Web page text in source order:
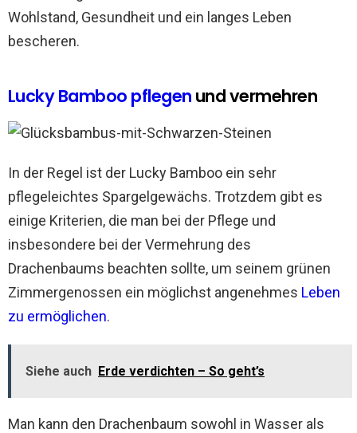
Wohlstand, Gesundheit und ein langes Leben
bescheren.
Lucky Bamboo pflegen und vermehren
In der Regel ist der Lucky Bamboo ein sehr
pflegeleichtes Spargelgewächs. Trotzdem gibt es
einige Kriterien, die man bei der Pflege und
insbesondere bei der Vermehrung des
Drachenbaums beachten sollte, um seinem grünen
Zimmergenossen ein möglichst angenehmes Leben
zu ermöglichen.
Siehe auch Erde verdichten – So geht’s
Man kann den Drachenbaum sowohl in Wasser als